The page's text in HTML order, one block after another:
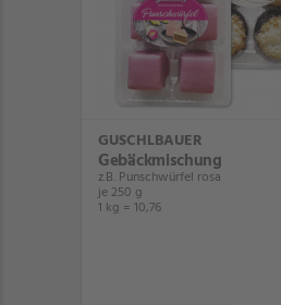
GUSCHLBAUER
Gebäckmischung
z.B. Punschwürfel rosa
je 250 g
1 kg = 10,76